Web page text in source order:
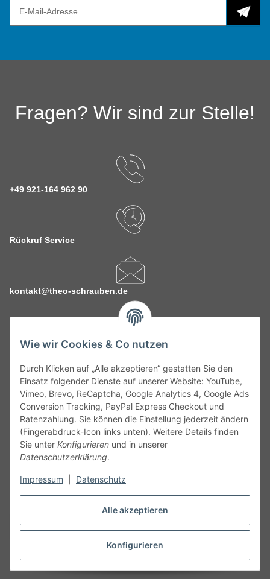
Alle akzeptieren
Konfigurieren
Wie wir Cookies & Co nutzen
Durch Klicken auf „Alle akzeptieren“ gestatten Sie den
Einsatz folgender Dienste auf unserer Website: YouTube,
Vimeo, Brevo, ReCaptcha, Google Analytics 4, Google Ads
Conversion Tracking, PayPal Express Checkout und
Ratenzahlung. Sie können die Einstellung jederzeit ändern
(Fingerabdruck-Icon links unten). Weitere Details finden
Sie unter Konfigurieren und in unserer
Datenschutzerklärung.
Impressum Datenschutz
Fragen? Wir sind zur Stelle!
+49 921-164 962 90
Rückruf Service
kontakt@theo-schrauben.de
Service
Gesetzliche Informationen
Alle technischen Angaben ohne Gewähr. Irrtümer und fehlerhafte
Angaben vorbehalten. Wenn Sie Datenblätter oder spezielle
unseren Kundenservice. Abbildungen der Artikel können
Vertrag widerrufen